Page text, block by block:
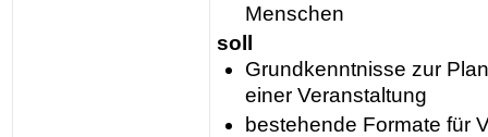
Menschen
soll
Grundkenntnisse zur
einer Veranstaltung
bestehende Formate für